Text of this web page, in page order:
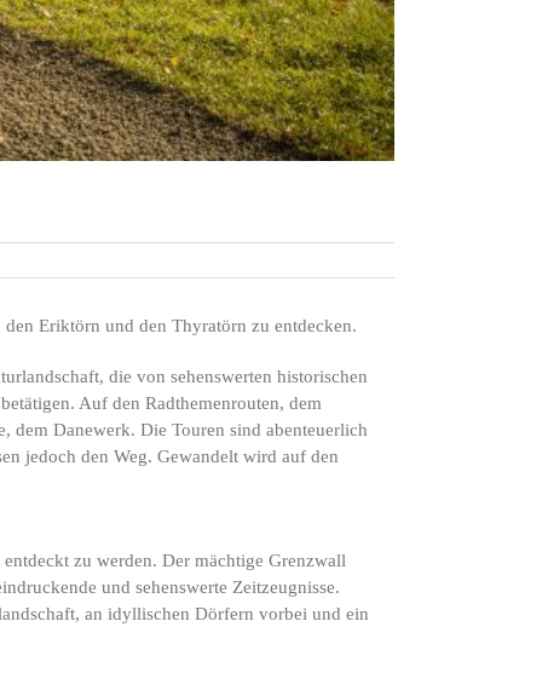
Eriktörn und den Thyratörn zu entdecken.
die von sehenswerten historischen
Auf den Radthemenrouten, dem
dem Danewerk. Die Touren sind abenteuerlich
jedoch den Weg. Gewandelt wird auf den
zu werden. Der mächtige Grenzwall
und sehenswerte Zeitzeugnisse.
an idyllischen Dörfern vorbei und ein